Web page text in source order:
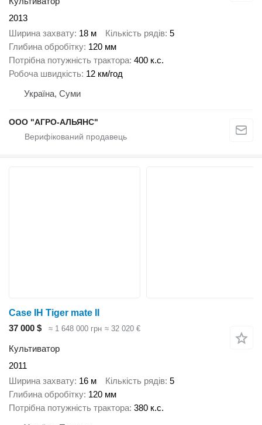
2013
Ширина захвату 18 м Кількість рядів 5
Глибина обробітку 120 мм
Потрібна потужність трактора 400 к.с.
Робоча швидкість 12 км/год
Україна, Суми
ООО "АГРО-АЛЬЯНС"
Case IH Tiger mate II
37 000 $
≈ 1 648 000 грн ≈ 32 020 €
Культиватор
2011
Ширина захвату 16 м Кількість рядів 5
Глибина обробітку 120 мм
Потрібна потужність трактора 380 к.с.